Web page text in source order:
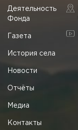
Деятельность
Фонда
Газета
История села
Новости
Отчёты
Медиа
Контакты